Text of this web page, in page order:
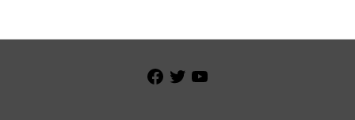
Facebook
Twitter